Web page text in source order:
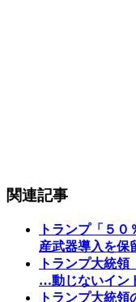
関連記事
トランプ「５
産武器導入を保
トランプ大統領
…動じないイン
トランプ大統